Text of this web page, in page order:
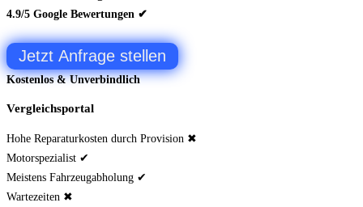
4.9/5 Google Bewertungen ✔
Jetzt Anfrage stellen
Kostenlos & Unverbindlich
Vergleichsportal
Hohe Reparaturkosten durch Provision ✖
Motorspezialist ✔
Meistens Fahrzeugabholung ✔
Wartezeiten ✖